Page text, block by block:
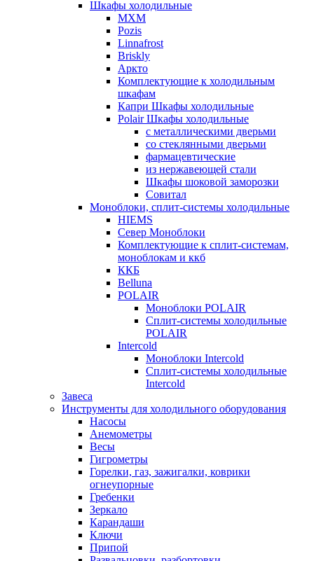
Шкафы холодильные
МХМ
Pozis
Linnafrost
Briskly
Аркто
Комплектующие к холодильным
шкафам
Капри Шкафы холодильные
Polair Шкафы холодильные
с металлическими дверьми
со стеклянными дверьми
фармацевтические
из нержавеющей стали
Шкафы шоковой заморозки
Совитал
Моноблоки, сплит-системы холодильные
HIEMS
Север Моноблоки
Комплектующие к сплит-системам,
моноблокам и ккб
ККБ
Belluna
POLAIR
Моноблоки POLAIR
Сплит-системы холодильные
POLAIR
Intercold
Моноблоки Intercold
Сплит-системы холодильные
Intercold
Завеса
Инструменты для холодильного оборудования
Насосы
Анемометры
Весы
Гигрометры
Горелки, газ, зажигалки, коврики
огнеупорные
Гребенки
Зеркало
Карандаши
Ключи
Припой